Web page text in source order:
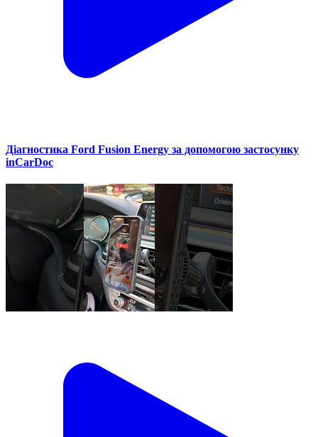
Діагностика Ford Fusion Energy за допомогою застосунку
inCarDoc